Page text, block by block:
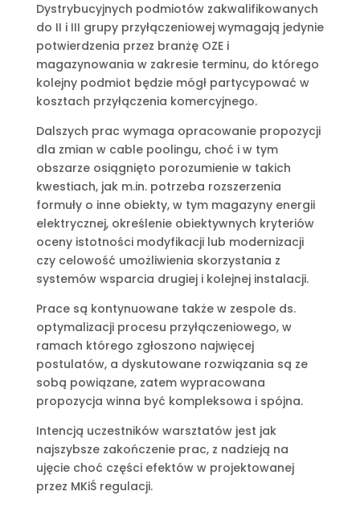
Dystrybucyjnych podmiotów zakwalifikowanych
do II i III grupy przyłączeniowej wymagają jedynie
potwierdzenia przez branżę OZE i
magazynowania w zakresie terminu, do którego
kolejny podmiot będzie mógł partycypować w
kosztach przyłączenia komercyjnego.
Dalszych prac wymaga opracowanie propozycji
dla zmian w cable poolingu, choć i w tym
obszarze osiągnięto porozumienie w takich
kwestiach, jak m.in. potrzeba rozszerzenia
formuły o inne obiekty, w tym magazyny energii
elektrycznej, określenie obiektywnych kryteriów
oceny istotności modyfikacji lub modernizacji
czy celowość umożliwienia skorzystania z
systemów wsparcia drugiej i kolejnej instalacji.
Prace są kontynuowane także w zespole ds.
optymalizacji procesu przyłączeniowego, w
ramach którego zgłoszono najwięcej
postulatów, a dyskutowane rozwiązania są ze
sobą powiązane, zatem wypracowana
propozycja winna być kompleksowa i spójna.
Intencją uczestników warsztatów jest jak
najszybsze zakończenie prac, z nadzieją na
ujęcie choć części efektów w projektowanej
przez MKiŚ regulacji.